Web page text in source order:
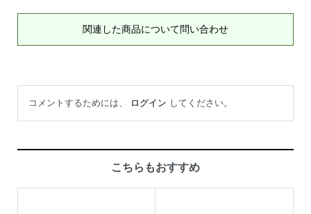
関連した商品について問い合わせ
コメントするためには、 ログイン してください。
こちらもおすすめ